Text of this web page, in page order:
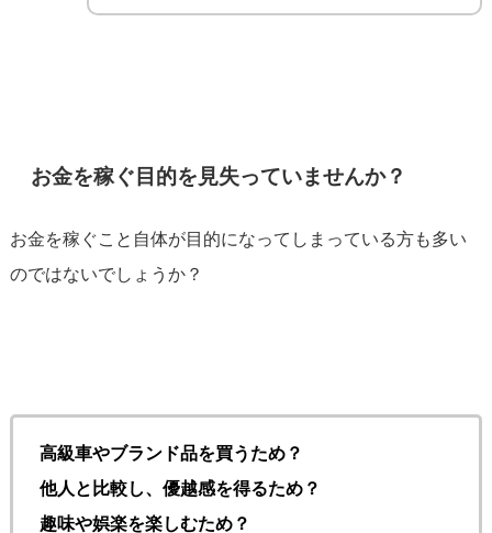
お金を稼ぐ目的を見失っていませんか？
お金を稼ぐこと自体が目的になってしまっている方も多い
のではないでしょうか？
高級車やブランド品を買うため？
他人と比較し、優越感を得るため？
趣味や娯楽を楽しむため？